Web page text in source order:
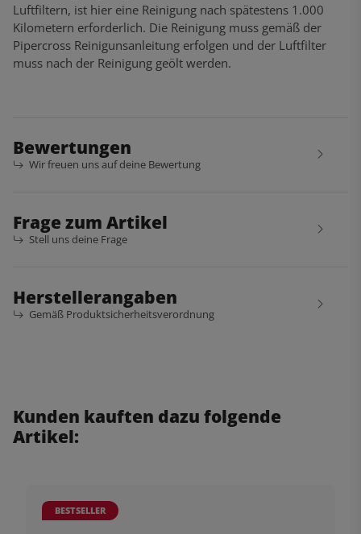
Luftfiltern, ist hier eine Reinigung nach spätestens 1.000
Kilometern erforderlich. Die Reinigung muss gemäß der
Pipercross Reinigunsanleitung erfolgen und der Luftfilter
muss nach der Reinigung geölt werden.
Bewertungen
Wir freuen uns auf deine Bewertung
Frage zum Artikel
Stell uns deine Frage
Herstellerangaben
Gemäß Produktsicherheitsverordnung
Kunden kauften dazu folgende
Artikel:
BESTSELLER